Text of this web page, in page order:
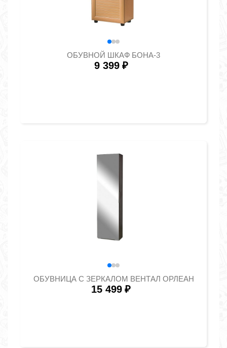
ОБУВНОЙ ШКАФ БОНА-3
9 399 ₽
ОБУВНИЦА С ЗЕРКАЛОМ ВЕНТАЛ ОРЛЕАН
15 499 ₽